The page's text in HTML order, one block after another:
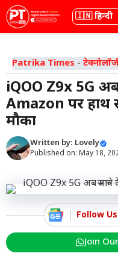
Skip
to
content
भाषा
Patrika Times -
iQOO Z9x 5G अब
Amazon पर हाथ
मौका
Written by: Lovely
Published on: May 18,
Follow Us
Join